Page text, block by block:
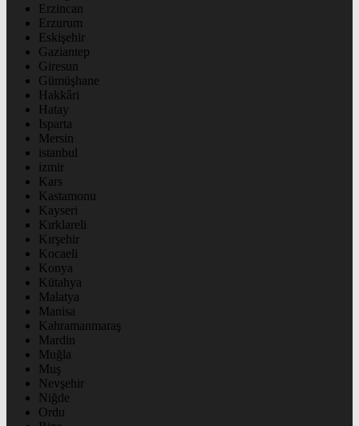
Erzincan
Erzurum
Eskişehir
Gaziantep
Giresun
Gümüşhane
Hakkâri
Hatay
Isparta
Mersin
istanbul
izmir
Kars
Kastamonu
Kayseri
Kırklareli
Kırşehir
Kocaeli
Konya
Kütahya
Malatya
Manisa
Kahramanmaraş
Mardin
Muğla
Muş
Nevşehir
Niğde
Ordu